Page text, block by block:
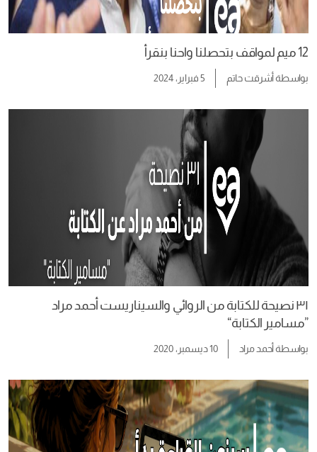
12 ميم لمواقف بتحصلنا واحنا بنقرأ
بواسطةأشرقت حاتم 5 فبراير، 2024
٣١ نصيحة للكتابة من الروائي والسيناريست أحمد مراد
”مسامير الكتابة“
بواسطةأحمد مراد 10 ديسمبر، 2020